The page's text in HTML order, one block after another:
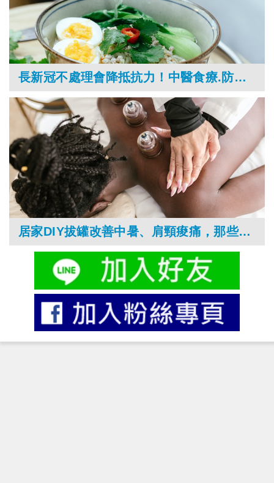
長新冠不處理會降抵抗力！中醫食療.防疫茶.穴道按摩全解析
居家DIY拔罐改善中暑、肩頸痠痛，那些族群不適合？